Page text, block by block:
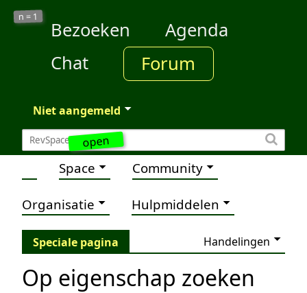
open
n = 1
Bezoeken
Agenda
Chat
Forum
Niet aangemeld
Space Community
Organisatie Hulpmiddelen
Speciale pagina Handelingen
Op eigenschap zoeken